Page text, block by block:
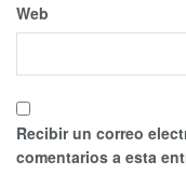
Web
Recibir un correo
comentarios a esta